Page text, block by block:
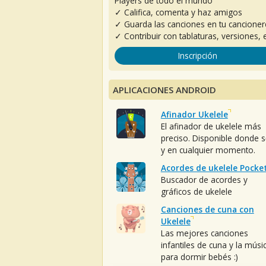
✓ Califica, comenta y haz amigos
✓ Guarda las canciones en tu
✓ Contribuir con tablaturas, versiones,
Inscripción
APLICACIONES ANDROID
Afinador Ukelele
El afinador de ukelele más
preciso. Disponible donde
y en cualquier momento.
Acordes de ukelele
Buscador de acordes y
gráficos de ukelele
Canciones de cuna con
Ukelele
Las mejores canciones
infantiles de cuna y la
para dormir bebés :)